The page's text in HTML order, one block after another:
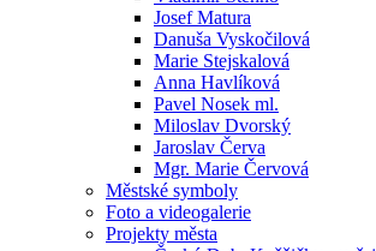
Josef Matura
Danuša Vyskočilová
Marie Stejskalová
Anna Havlíková
Pavel Nosek ml.
Miloslav Dvorský
Jaroslav Červa
Mgr. Marie Červová
Městské symboly
Foto a videogalerie
Projekty města